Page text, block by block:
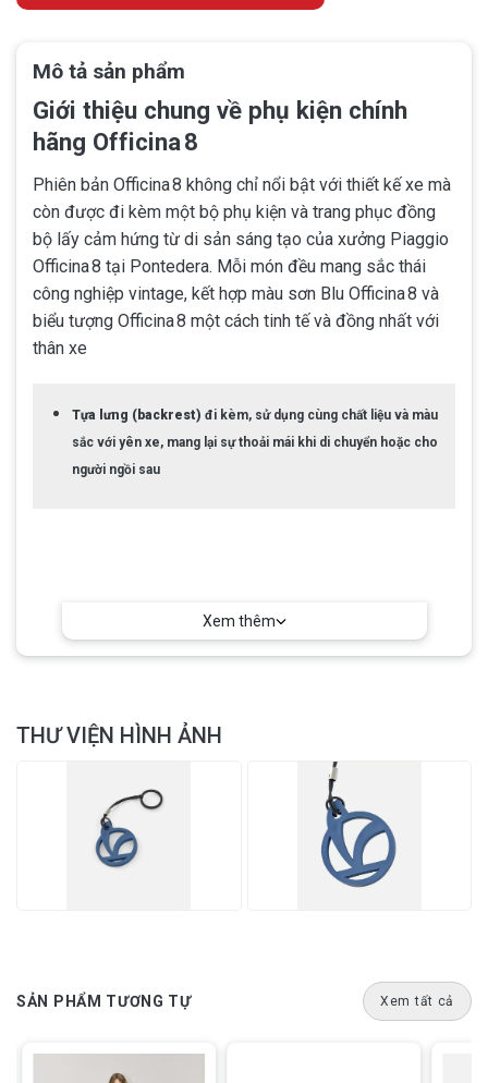
Mô tả sản phẩm
Giới thiệu chung về phụ kiện chính
hãng Officina 8
Phiên bản Officina 8 không chỉ nổi bật với thiết kế xe mà
còn được đi kèm một bộ phụ kiện và trang phục đồng
bộ lấy cảm hứng từ di sản sáng tạo của xưởng Piaggio
Officina 8 tại Pontedera. Mỗi món đều mang sắc thái
công nghiệp vintage, kết hợp màu sơn Blu Officina 8 và
biểu tượng Officina 8 một cách tinh tế và đồng nhất với
thân xe
Tựa lưng (backrest) đi kèm, sử dụng cùng chất liệu và màu
sắc với yên xe, mang lại sự thoải mái khi di chuyển hoặc cho
người ngồi sau
Tựa lưng Vespa Sprint Officina 8 (CM273150)
Top‑box sơn cùng màu Blu Officina 8
Xem thêm
THƯ VIỆN HÌNH ẢNH
SẢN PHẨM TƯƠNG TỰ Xem tất cả